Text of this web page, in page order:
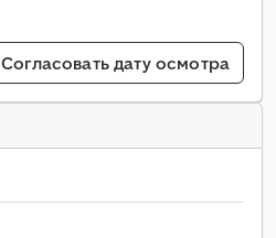
Согласовать дату осмотра